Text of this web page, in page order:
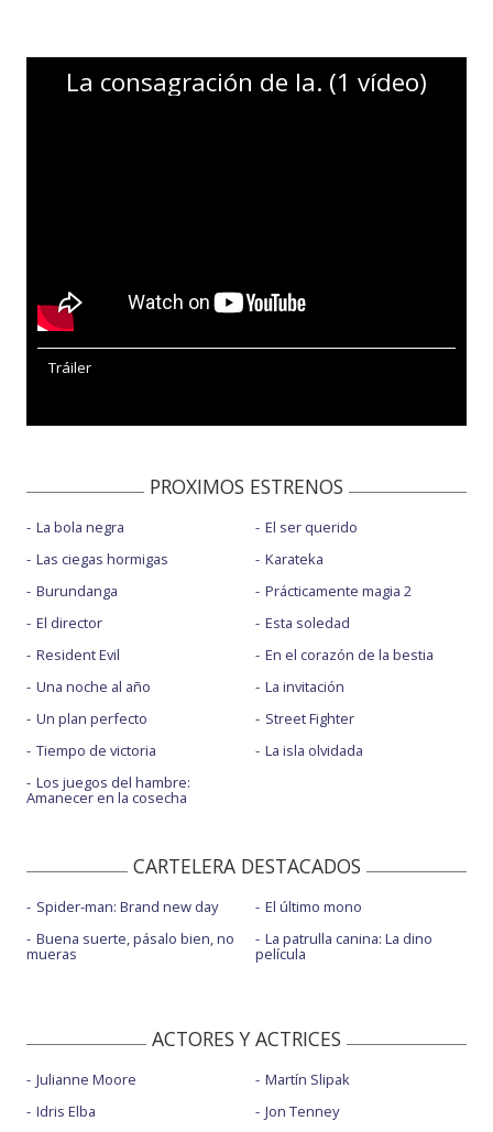
La consagración de la. (1 vídeo)
Tráiler
PROXIMOS ESTRENOS
La bola negra
Las ciegas hormigas
Burundanga
El director
Resident Evil
Una noche al año
Un plan perfecto
Tiempo de victoria
Los juegos del hambre:
Amanecer en la cosecha
El ser querido
Karateka
Prácticamente magia 2
Esta soledad
En el corazón de la bestia
La invitación
Street Fighter
La isla olvidada
CARTELERA DESTACADOS
Spider-man: Brand new day
Buena suerte, pásalo bien, no
mueras
El último mono
La patrulla canina: La dino
película
ACTORES Y ACTRICES
Julianne Moore
Idris Elba
Martín Slipak
Jon Tenney